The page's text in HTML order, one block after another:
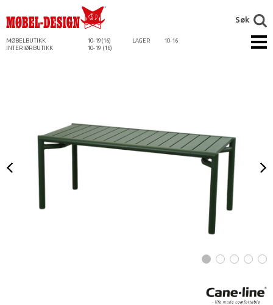
MØBELBUTIKK 10-19(16) LAGER
10-16
INTERIØRBUTIKK
10-19 (16)
Søk